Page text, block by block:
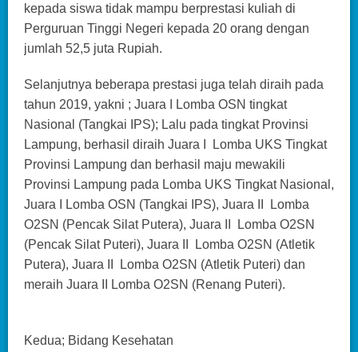
kepada siswa tidak mampu berprestasi kuliah di
Perguruan Tinggi Negeri kepada 20 orang dengan
jumlah 52,5 juta Rupiah.
Selanjutnya beberapa prestasi juga telah diraih pada
tahun 2019, yakni ; Juara I Lomba OSN tingkat
Nasional (Tangkai IPS); Lalu pada tingkat Provinsi
Lampung, berhasil diraih Juara I Lomba UKS Tingkat
Provinsi Lampung dan berhasil maju mewakili
Provinsi Lampung pada Lomba UKS Tingkat Nasional,
Juara I Lomba OSN (Tangkai IPS), Juara II Lomba
O2SN (Pencak Silat Putera), Juara II Lomba O2SN
(Pencak Silat Puteri), Juara II Lomba O2SN (Atletik
Putera), Juara II Lomba O2SN (Atletik Puteri) dan
meraih Juara II Lomba O2SN (Renang Puteri).
Kedua; Bidang Kesehatan